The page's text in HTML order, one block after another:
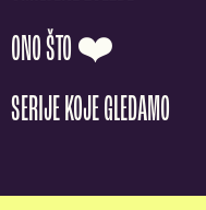
ONO ŠTO ❤️
SERIJE KOJE GLEDAMO